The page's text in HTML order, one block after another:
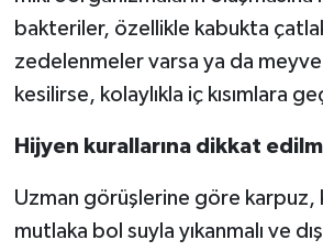
bakteriler, özellikle kabukta
zedelenmeler varsa ya da meyve
kesilirse, kolaylıkla iç kısımlara
Hijyen kurallarına dikkat
Uzman görüşlerine göre karpuz,
mutlaka bol suyla yıkanmalı ve